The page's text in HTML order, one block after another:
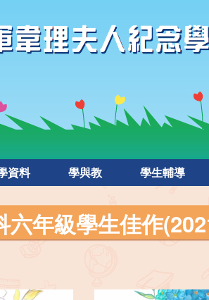
資料 學與教 學生輔導
六年級學生佳作